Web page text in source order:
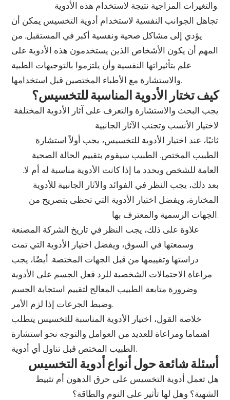
والتغيرات المزاجية نتيجة لاستخدام هذه الأدوية.
تجاهل الجوانب النفسية لاستخدام أدوية التخسيس يمكن أن
يؤدي إلى مشاكل صحية ونفسية أكبر في المستقبل. من
المهم أن يكون الأشخاص الذين يستخدمون هذه الأدوية على
علم بتأثيراتها النفسية وأن يلتزموا بالتوجيهات الطبية
والاستشارة مع الأطباء المختصين قبل استخدامها.
كيف تختار الأدوية المناسبة للتخسيس؟
يجب البحث والاستشارة والتعرف على آثار الأدوية المختلفة
لاختيار الأنسب وتجنب الآثار الجانبية
ثانيًا، عند اختيار الأدوية للتخسيس، يجب أولاً استشارة
الطبيب المختص. الطبيب سيقوم بتقييم الحالة الصحية
العامة للشخص ويحدد ما إذا كانت الأدوية مناسبة له أم لا.
بعد ذلك، يجب النظر في الفوائد والآثار الجانبية للأدوية
المختارة، ويفضل اختيار الأدوية التي تحظى بتصريح من
الجهات الرسمية والمعترف بها.
علاوة على ذلك، يجب النظر في تاريخ الشركة المصنعة
وسمعتها في السوق، ويفضل اختيار الأدوية التي تمت
دراستها وتقييمها من قبل الجهات المختصة. أيضًا، يجب
مراعاة الاحتمالات الشخصية للرد فعل الجسم على الأدوية
وضرورة متابعة الطبيب المعالج لتقييم استجابة الجسم
وضبط الجرعات إذا لزم الأمر.
خلاصة القول، اختيار الأدوية المناسبة للتخسيس يتطلب
اهتماما ومراعاة للعديد من العوامل والتوجه نحو استشارة
الطبيب المختص قبل تناول أي أدوية.
أسئلة شائعة حول أنواع أدوية التخسيس
هل تعمل أدوية التخسيس على حرق الدهون أم تثبيط
الشهية؟ وهل لها تأثير على النوم والطاقة؟